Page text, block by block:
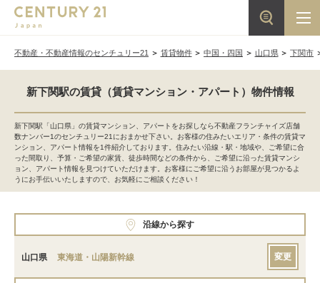
不動産・不動産情報のセンチュリー21 賃貸物件 中国・四国 山口県 下関市
新下関駅の賃貸（賃貸マンション・アパート）物件情報
新下関駅「山口県」の賃貸マンション、アパートをお探しなら不動産フランチャイズ店舗
数ナンバー1のセンチュリー21におまかせ下さい。お客様の住みたいエリア・条件の賃貸マ
ンション、アパート情報を1件紹介しております。住みたい沿線・駅・地域や、ご希望に合
った間取り、予算・ご希望の家賃、徒歩時間などの条件から、ご希望に沿った賃貸マンシ
ョン、アパート情報を見つけていただけます。お客様にご希望に沿うお部屋が見つかるよ
うにお手伝いいたしますので、お気軽にご相談ください！
沿線から探す
山口県 東海道・山陽新幹線 変更